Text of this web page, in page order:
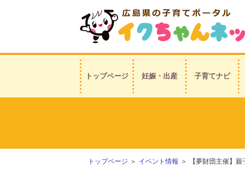
トップページ 妊娠・出産 子育てナビ
トップページ ＞ イベント情報 ＞ 【夢財団主催】親